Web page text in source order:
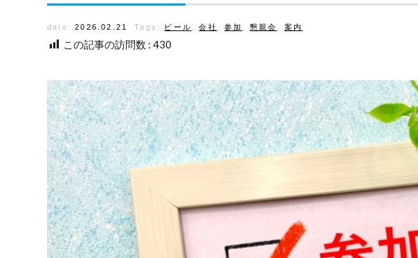
date: 2026.02.21 Tags: ビール ,会社 ,参加 懇親会 案内
この記事の訪問数 : 430